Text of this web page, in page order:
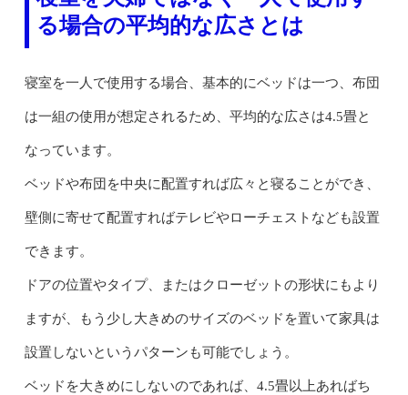
る場合の平均的な広さとは
寝室を一人で使用する場合、基本的にベッドは一つ、布団
は一組の使用が想定されるため、平均的な広さは4.5畳と
なっています。
ベッドや布団を中央に配置すれば広々と寝ることができ、
壁側に寄せて配置すればテレビやローチェストなども設置
できます。
ドアの位置やタイプ、またはクローゼットの形状にもより
ますが、もう少し大きめのサイズのベッドを置いて家具は
設置しないというパターンも可能でしょう。
ベッドを大きめにしないのであれば、4.5畳以上あればち